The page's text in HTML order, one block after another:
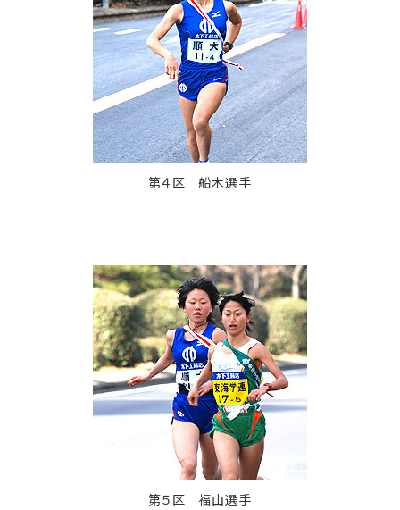
第４区 船木選手
第５区 福山選手